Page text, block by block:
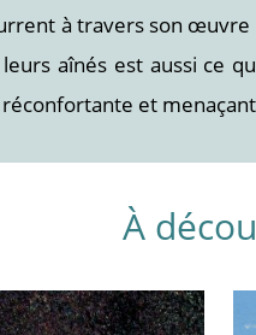
à travers son
aînés est aussi ce
et
À